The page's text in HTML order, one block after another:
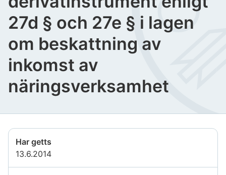
27d § och 27e § i lagen
om beskattning av
inkomst av
näringsverksamhet
Har getts
13.6.2014